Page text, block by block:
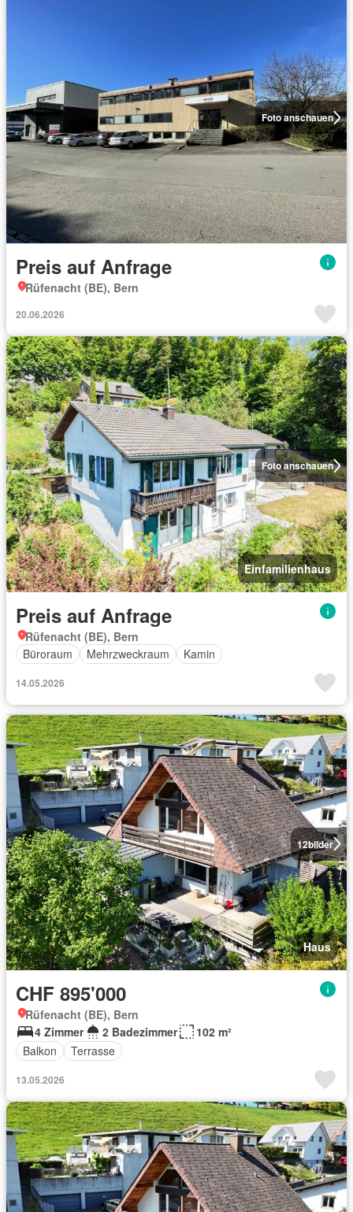
Foto anschauen
Preis auf Anfrage
Rüfenacht (BE), Bern
20.06.2026
Foto anschauen
Einfamilienhaus
Preis auf Anfrage
Rüfenacht (BE), Bern
Büroraum
Mehrzweckraum Kamin
14.05.2026
12bilder
Haus
CHF 895'000
Rüfenacht (BE), Bern
4 Zimmer
2 Badezimmer
102 m²
Balkon
Terrasse
13.05.2026